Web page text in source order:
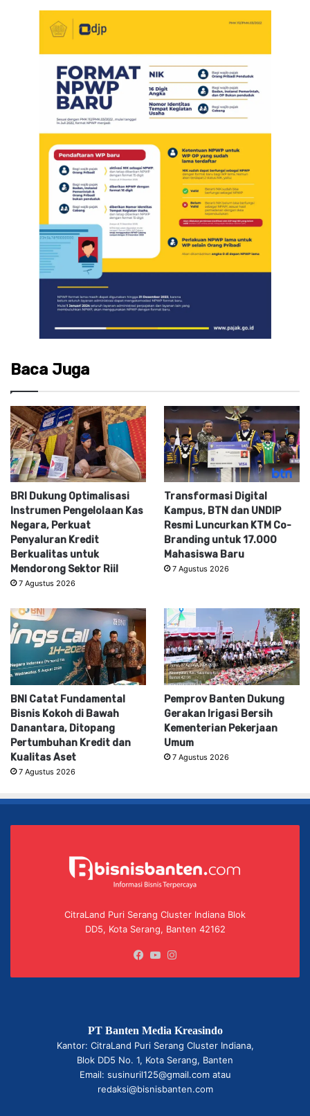
Baca Juga
BRI Dukung Optimalisasi
Instrumen Pengelolaan Kas
Negara, Perkuat
Penyaluran Kredit
Berkualitas untuk
Mendorong Sektor Riil
7 Agustus 2026
Transformasi Digital
Kampus, BTN dan UNDIP
Resmi Luncurkan KTM Co-
Branding untuk 17.000
Mahasiswa Baru
7 Agustus 2026
BNI Catat Fundamental
Bisnis Kokoh di Bawah
Danantara, Ditopang
Pertumbuhan Kredit dan
Kualitas Aset
7 Agustus 2026
Pemprov Banten Dukung
Gerakan Irigasi Bersih
Kementerian Pekerjaan
Umum
7 Agustus 2026
CitraLand Puri Serang Cluster Indiana Blok
DD5, Kota Serang, Banten 42162
Facebook
YouTube
PT Banten Media Kreasindo
Kantor: CitraLand Puri Serang Cluster Indiana,
Blok DD5 No. 1, Kota Serang, Banten
Email: susinuril125@gmail.com atau
redaksi@bisnisbanten.com